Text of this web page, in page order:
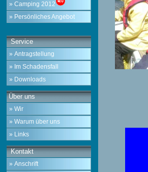
» Camping 2012
» Persönliches Angebot
Service
» Antragstellung
» Im Schadensfall
» Downloads
Über uns
» Wir
» Warum über uns
» Links
Kontakt
» Anschrift